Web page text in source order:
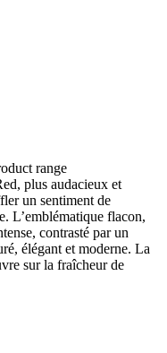
range
plus audacieux et
un sentiment de
L’emblématique flacon,
contrasté par un
élégant et moderne. La
sur la fraîcheur de